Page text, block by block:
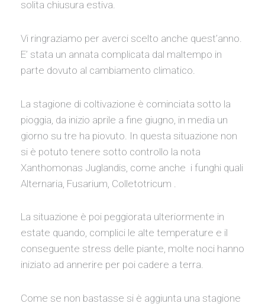
solita chiusura estiva.
Vi ringraziamo per averci scelto anche quest’anno.
E’ stata un annata complicata dal maltempo in
parte dovuto al cambiamento climatico.
La stagione di coltivazione è cominciata sotto la
pioggia, da inizio aprile a fine giugno, in media un
giorno su tre ha piovuto. In questa situazione non
si è potuto tenere sotto controllo la nota
Xanthomonas Juglandis, come anche i funghi quali
Alternaria, Fusarium, Colletotricum .
La situazione è poi peggiorata ulteriormente in
estate quando, complici le alte temperature e il
conseguente stress delle piante, molte noci hanno
iniziato ad annerire per poi cadere a terra.
Come se non bastasse si è aggiunta una stagione